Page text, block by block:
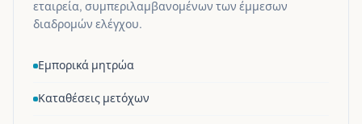
εταιρεία, συμπεριλαμβανομένων των έμμεσων
διαδρομών ελέγχου.
Εμπορικά μητρώα
Καταθέσεις μετόχων